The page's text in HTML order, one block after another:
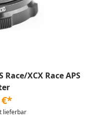
XCX Race APS
€*
lieferbar